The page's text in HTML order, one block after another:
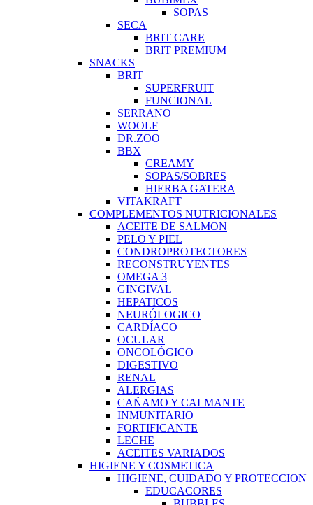
SOPAS
SECA
BRIT CARE
BRIT PREMIUM
SNACKS
BRIT
SUPERFRUIT
FUNCIONAL
SERRANO
WOOLF
DR.ZOO
BBX
CREAMY
SOPAS/SOBRES
HIERBA GATERA
VITAKRAFT
COMPLEMENTOS NUTRICIONALES
ACEITE DE SALMON
PELO Y PIEL
CONDROPROTECTORES
RECONSTRUYENTES
OMEGA 3
GINGIVAL
HEPATICOS
NEURÓLOGICO
CARDÍACO
OCULAR
ONCOLÓGICO
DIGESTIVO
RENAL
ALERGIAS
CAÑAMO Y CALMANTE
INMUNITARIO
FORTIFICANTE
LECHE
ACEITES VARIADOS
HIGIENE Y COSMETICA
HIGIENE, CUIDADO Y PROTECCION
EDUCACORES